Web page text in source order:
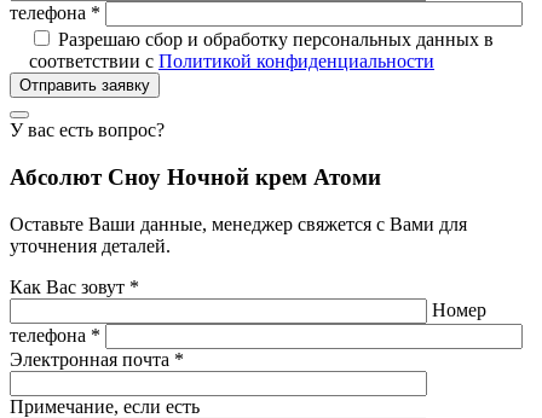
телефона *
Разрешаю сбор и обработку персональных данных в
соответствии с Политикой конфиденциальности
Отправить заявку
У вас есть вопрос?
Абсолют Сноу Ночной крем Атоми
Оставьте Ваши данные, менеджер свяжется с Вами для
уточнения деталей.
Как Вас зовут *
Номер
телефона *
Электронная почта *
Примечание, если есть